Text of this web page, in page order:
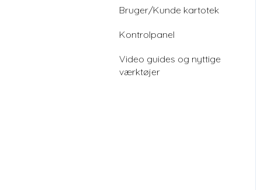
Bruger/Kunde kartotek
Kontrolpanel
Video guides og nyttige
værktøjer